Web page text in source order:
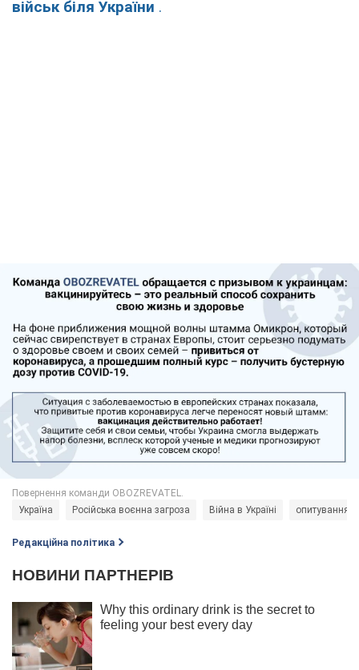
військ біля України .
Україна Російська воєнна загроза Війна в Україні опитування
Редакційна політика